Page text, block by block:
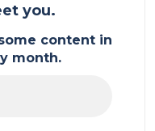
you.
content in
month.